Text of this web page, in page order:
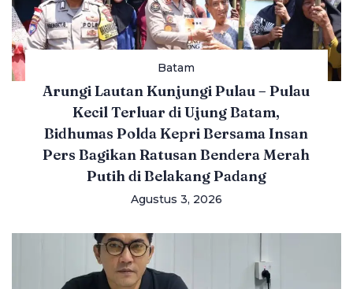
Batam
Arungi Lautan Kunjungi Pulau – Pulau
Kecil Terluar di Ujung Batam,
Bidhumas Polda Kepri Bersama Insan
Pers Bagikan Ratusan Bendera Merah
Putih di Belakang Padang
Agustus 3, 2026